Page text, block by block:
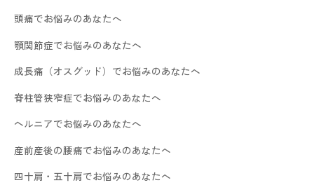
頭痛でお悩みのあなたへ
顎関節症でお悩みのあなたへ
成長痛（オスグッド）でお悩みのあなたへ
脊柱管狭窄症でお悩みのあなたへ
ヘルニアでお悩みのあなたへ
産前産後の腰痛でお悩みのあなたへ
四十肩・五十肩でお悩みのあなたへ